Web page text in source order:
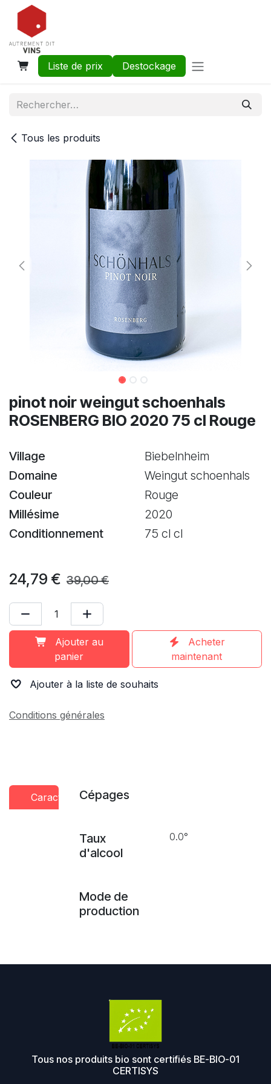
Se rendre au contenu
Liste de prix Destockage
Tous les produits
pinot noir weingut schoenhals
ROSENBERG BIO 2020 75 cl Rouge
Village
Biebelnheim
Domaine
Weingut schoenhals
Couleur
Rouge
Millésime
2020
Conditionnement
75 cl cl
24,79 € 39,00€
Ajouter au
panier
Acheter
maintenant
Ajouter à la liste de souhaits
Conditions générales
CaractéristiquesCépages
Taux
d'alcool
0.0°
Mode de
production
Tous nos produits bio sont certifiés BE-BIO-01
CERTISYS